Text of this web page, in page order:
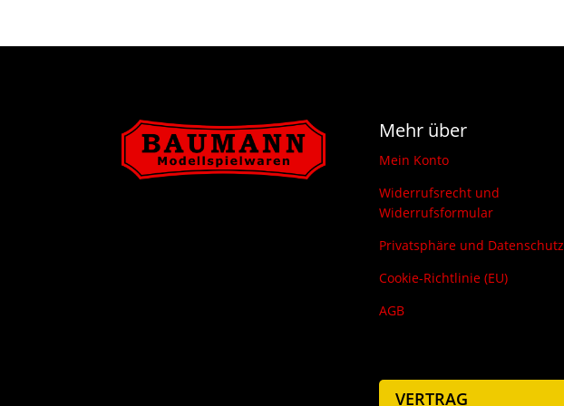
Mehr über
Mein Konto
Widerrufsrecht und
Widerrufsformular
Privatsphäre und Datenschutz
Cookie-Richtlinie (EU)
AGB
VERTRAG